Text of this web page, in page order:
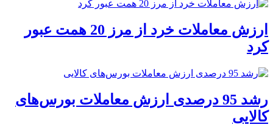
ارزش معاملات خرد از مرز 20 همت عبور
کرد
رشد 95 درصدی ارزش معاملات بورس‌های
کالایی